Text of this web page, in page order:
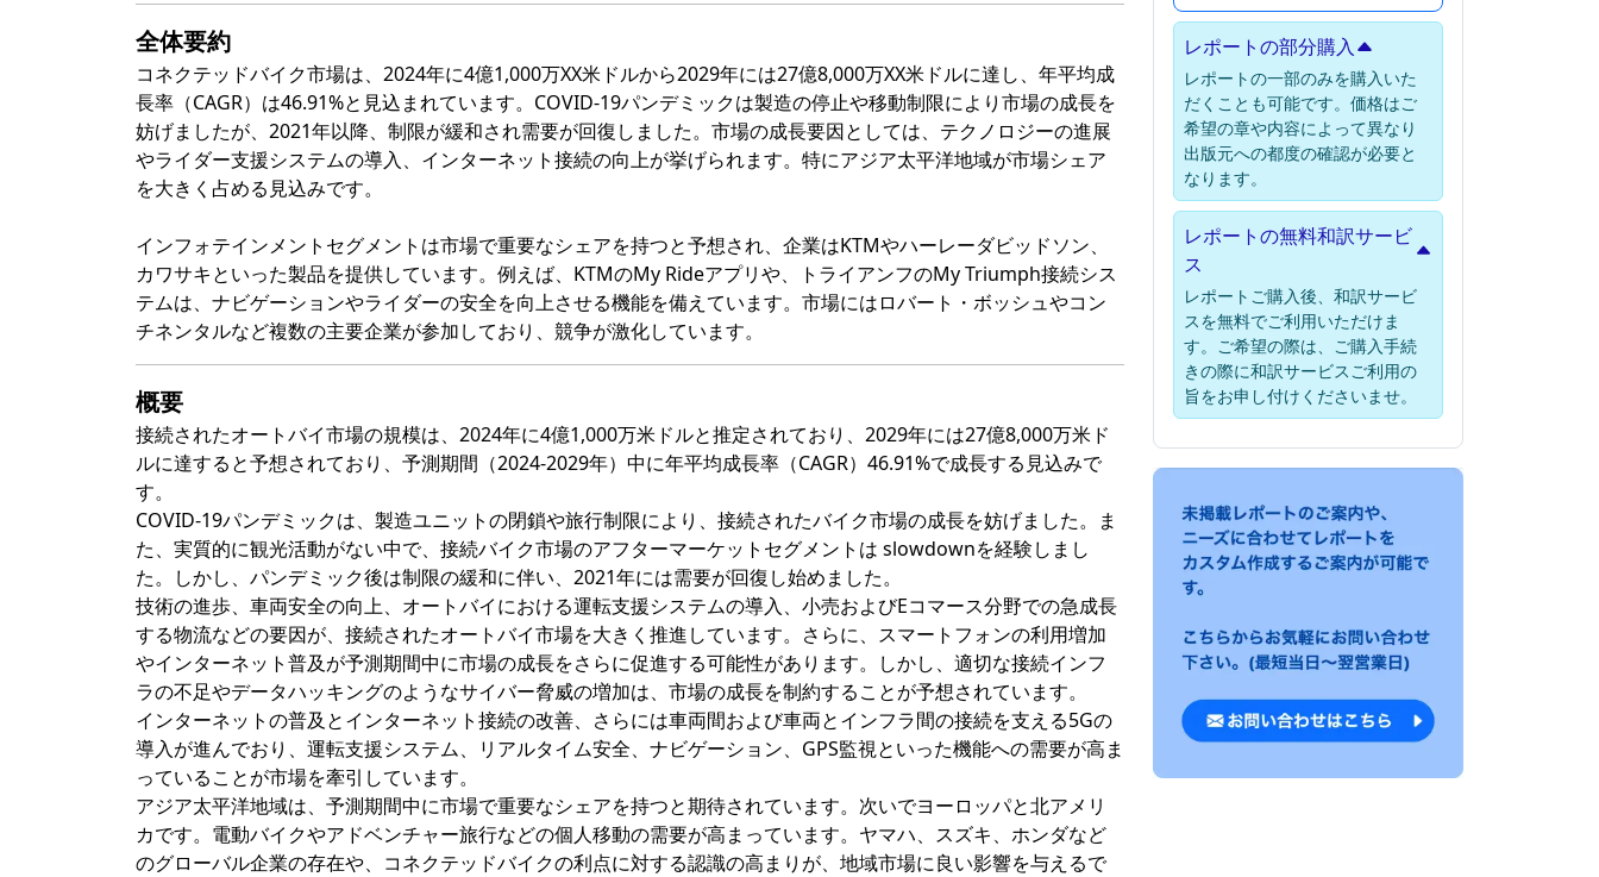
全体要約
コネクテッドバイク市場は、2024年に4億1,000万XX米ドルから2029年には27億8,000万XX米ドルに達し、年平均成
長率（CAGR）は46.91%と見込まれています。COVID-19パンデミックは製造の停止や移動制限により市場の成長を
妨げましたが、2021年以降、制限が緩和され需要が回復しました。市場の成長要因としては、テクノロジーの進展
やライダー支援システムの導入、インターネット接続の向上が挙げられます。特にアジア太平洋地域が市場シェア
を大きく占める見込みです。
インフォテインメントセグメントは市場で重要なシェアを持つと予想され、企業はKTMやハーレーダビッドソン、
カワサキといった製品を提供しています。例えば、KTMのMy Rideアプリや、トライアンフのMy Triumph接続シス
テムは、ナビゲーションやライダーの安全を向上させる機能を備えています。市場にはロバート・ボッシュやコン
チネンタルなど複数の主要企業が参加しており、競争が激化しています。
概要
接続されたオートバイ市場の規模は、2024年に4億1,000万米ドルと推定されており、2029年には27億8,000万米ド
ルに達すると予想されており、予測期間（2024-2029年）中に年平均成長率（CAGR）46.91%で成長する見込みで
す。
COVID-19パンデミックは、製造ユニットの閉鎖や旅行制限により、接続されたバイク市場の成長を妨げました。ま
た、実質的に観光活動がない中で、接続バイク市場のアフターマーケットセグメントは slowdownを経験しまし
た。しかし、パンデミック後は制限の緩和に伴い、2021年には需要が回復し始めました。
技術の進歩、車両安全の向上、オートバイにおける運転支援システムの導入、小売およびEコマース分野での急成長
する物流などの要因が、接続されたオートバイ市場を大きく推進しています。さらに、スマートフォンの利用増加
やインターネット普及が予測期間中に市場の成長をさらに促進する可能性があります。しかし、適切な接続インフ
ラの不足やデータハッキングのようなサイバー脅威の増加は、市場の成長を制約することが予想されています。
インターネットの普及とインターネット接続の改善、さらには車両間および車両とインフラ間の接続を支える5Gの
導入が進んでおり、運転支援システム、リアルタイム安全、ナビゲーション、GPS監視といった機能への需要が高ま
っていることが市場を牽引しています。
アジア太平洋地域は、予測期間中に市場で重要なシェアを持つと期待されています。次いでヨーロッパと北アメリ
カです。電動バイクやアドベンチャー旅行などの個人移動の需要が高まっています。ヤマハ、スズキ、ホンダなど
のグローバル企業の存在や、コネクテッドバイクの利点に対する認識の高まりが、地域市場に良い影響を与えるで
レポートの部分購入
レポートの一部のみを購入いた
だくことも可能です。価格はご
希望の章や内容によって異なり
出版元への都度の確認が必要と
なります。
レポートの無料和訳サービ
ス
レポートご購入後、和訳サービ
スを無料でご利用いただけま
す。ご希望の際は、ご購入手続
きの際に和訳サービスご利用の
旨をお申し付けくださいませ。